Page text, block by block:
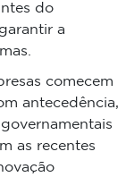
do
a
comecem
antecedência,
as recentes